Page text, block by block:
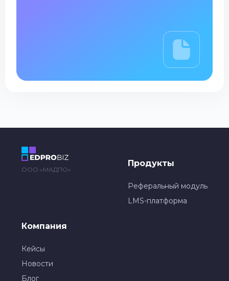
ООО «МАДПО»
Продукты
Реферальный модуль
LMS-платформа
Компания
Кейсы
Новости
Блог